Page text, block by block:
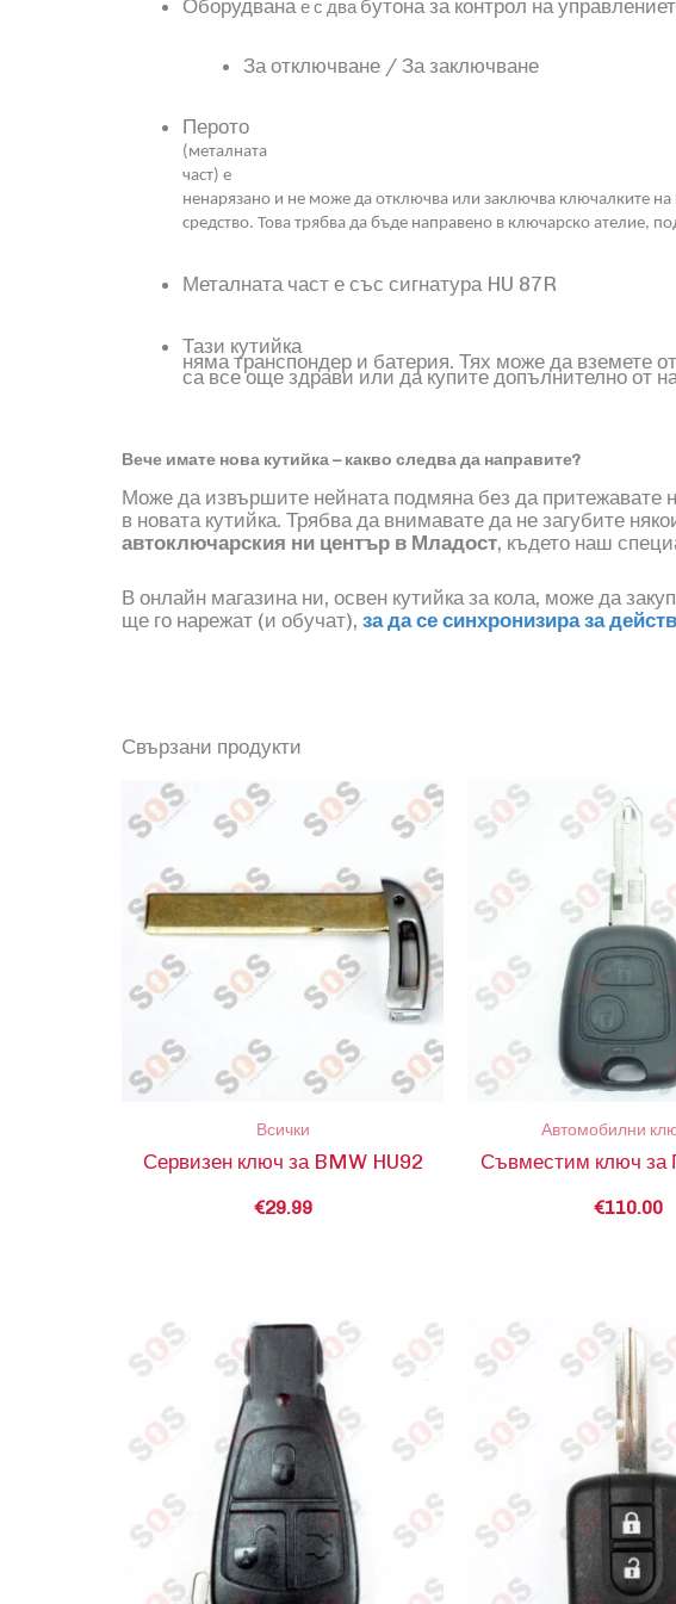
Оборудвана е с двабутона за контрол на
За отключване / За заключване
Перото
( металната
част) е
ненарязано и не може да отключва или заключва ключалките
средство. Това трябва да бъде направено в ключарско ателие,
Металната част е със сигнатура HU 87R
Тази кутийка
няма транспондер и батерия. Тях може да вземете
са все още здрави или да купите допълнително от
Вече имате нова кутийка – какво следва да направите?
Може да извършите нейната подмяна без да притежавате
в новата кутийка. Трябва да внимавате да не загубите
автоключарския ни център в Младост, където наш
В онлайн магазина ни, освен кутийка за кола, може да
ще го нарежат (и обучат), за да се синхронизира за
Свързани продукти
Всички
Сервизен ключ за BMW HU92
€29.99
Автомобилни
Съвместим ключ за
€110.00